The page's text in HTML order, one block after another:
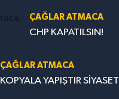
ÇAĞLAR ATMACA
CHP KAPATILSIN!
ÇAĞLAR ATMACA
KOPYALA YAPIŞTIR SİYASET